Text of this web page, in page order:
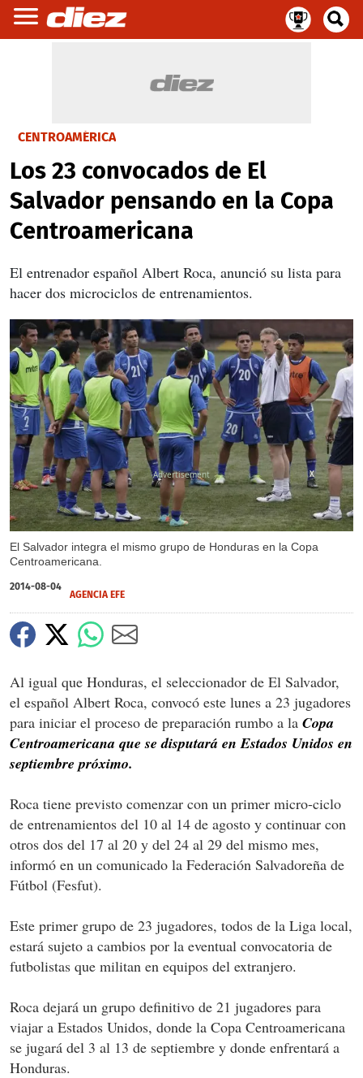
CENTROAMÉRICA
Los 23 convocados de El
Salvador pensando en la Copa
Centroamericana
El entrenador español Albert Roca, anunció su lista para
hacer dos microciclos de entrenamientos.
El Salvador integra el mismo grupo de Honduras en la Copa
Centroamericana.
X
2014-08-04
AGENCIA EFE
Al igual que Honduras, el seleccionador de El Salvador,
el español Albert Roca, convocó este lunes a 23 jugadores
para iniciar el proceso de preparación rumbo a la Copa
Centroamericana que se disputará en Estados Unidos en
septiembre próximo.
Roca tiene previsto comenzar con un primer micro-ciclo
de entrenamientos del 10 al 14 de agosto y continuar con
otros dos del 17 al 20 y del 24 al 29 del mismo mes,
informó en un comunicado la Federación Salvadoreña de
Fútbol (Fesfut).
Este primer grupo de 23 jugadores, todos de la Liga local,
estará sujeto a cambios por la eventual convocatoria de
futbolistas que militan en equipos del extranjero.
Roca dejará un grupo definitivo de 21 jugadores para
viajar a Estados Unidos, donde la Copa Centroamericana
se jugará del 3 al 13 de septiembre y donde enfrentará a
Honduras.